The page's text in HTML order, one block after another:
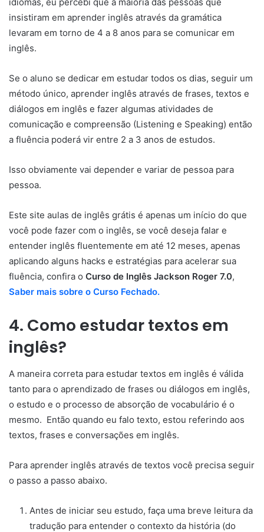
idiomas, eu percebi que a maioria das pessoas que
insistiram em aprender inglês através da gramática
levaram em torno de 4 a 8 anos para se comunicar em
inglês.
Se o aluno se dedicar em estudar todos os dias, seguir um
método único, aprender inglês através de frases, textos e
diálogos em inglês e fazer algumas atividades de
comunicação e compreensão (Listening e Speaking) então
a fluência poderá vir entre 2 a 3 anos de estudos.
Isso obviamente vai depender e variar de pessoa para
pessoa.
Este site aulas de inglês grátis é apenas um início do que
você pode fazer com o inglês, se você deseja falar e
entender inglês fluentemente em até 12 meses, apenas
aplicando alguns hacks e estratégias para acelerar sua
fluência, confira o Curso de Inglês Jackson Roger 7.0,
Saber mais sobre o Curso Fechado.
4. Como estudar textos em
inglês?
A maneira correta para estudar textos em inglês é válida
tanto para o aprendizado de frases ou diálogos em inglês,
o estudo e o processo de absorção de vocabulário é o
mesmo. Então quando eu falo texto, estou referindo aos
textos, frases e conversações em inglês.
Para aprender inglês através de textos você precisa seguir
o passo a passo abaixo.
Antes de iniciar seu estudo, faça uma breve leitura da
tradução para entender o contexto da história (do